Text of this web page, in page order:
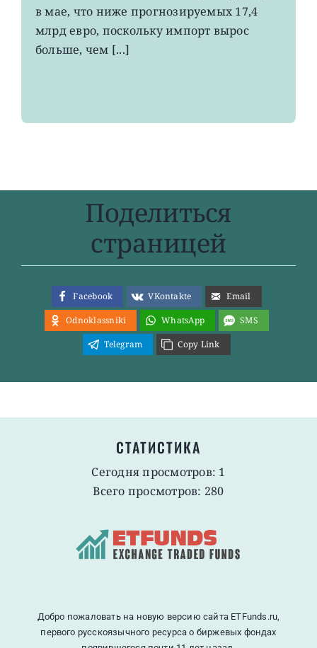
летнего
в мае, что ниже прогнозируемых 17,4
млрд евро, поскольку импорт вырос
больше, чем [...]
Поделиться
страницей
Facebook VKontakte
Email
Odnoklassniki
WhatsApp
SMS
Telegram
Copy Link
СТАТИСТИКА
Сегодня просмотров: 1
Всего просмотров: 280
Добро пожаловать на новую версию сайта ETFunds.ru,
первого русскоязычного ресурса о биржевых фондах